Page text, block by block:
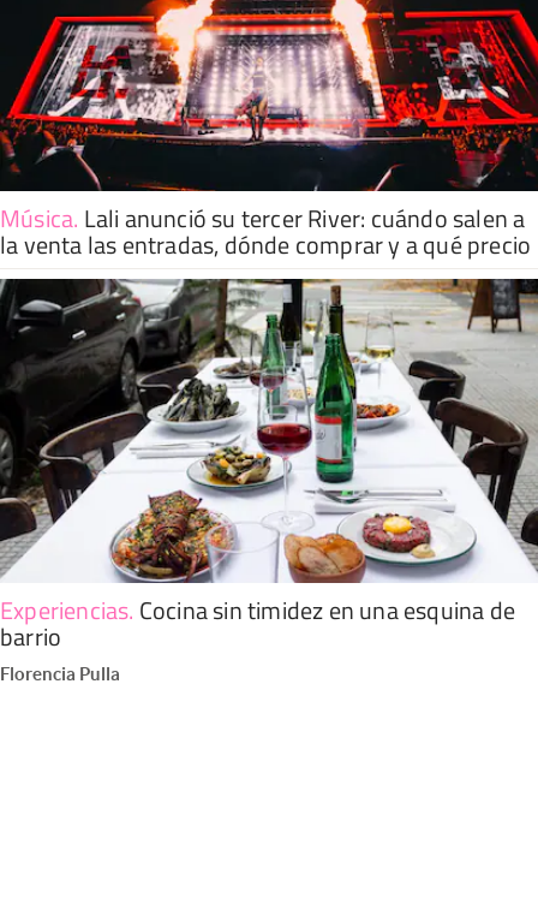
Música. Lali anunció su tercer River: cuándo salen a
la venta las entradas, dónde comprar y a qué precio
Experiencias. Cocina sin timidez en una esquina de
barrio
Florencia Pulla